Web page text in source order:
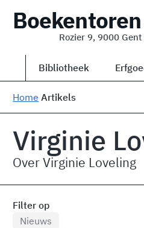
Boekentoren
Rozier 9, 9000 Gent
Bibliotheek
Home Artikels
Virginie
Over Virginie Loveling
Filter op
Nieuws